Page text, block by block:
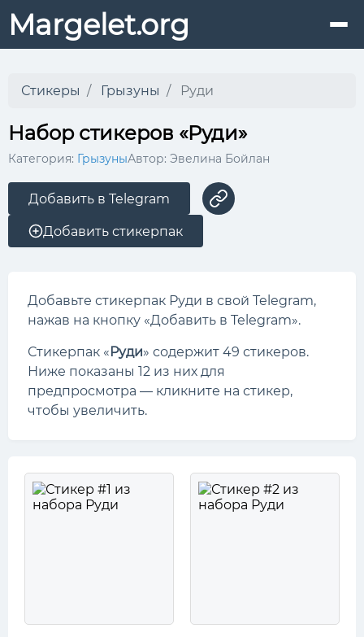
Margelet.org
Стикеры Грызуны Руди
Набор стикеров «Руди»
Категория: ГрызуныАвтор: Эвелина Бойлан
Добавить в Telegram
Добавить стикерпак
Добавьте стикерпак Руди в свой Telegram,
нажав на кнопку «Добавить в Telegram».
Стикерпак «Руди» содержит 49 стикеров.
Ниже показаны 12 из них для
предпросмотра — кликните на стикер,
чтобы увеличить.